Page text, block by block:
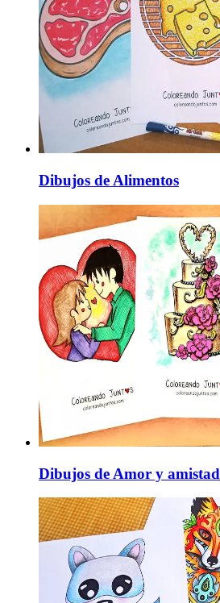
Dibujos de Alimentos
Dibujos de Amor y amistad